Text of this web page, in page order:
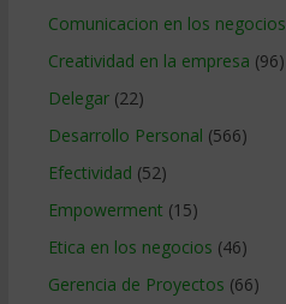
Comunicacion en los negocios
Creatividad en la empresa (96)
Delegar(22)
Desarrollo Personal (566)
Efectividad (52)
Empowerment (15)
Etica en los negocios (46)
Gerencia de Proyectos (66)